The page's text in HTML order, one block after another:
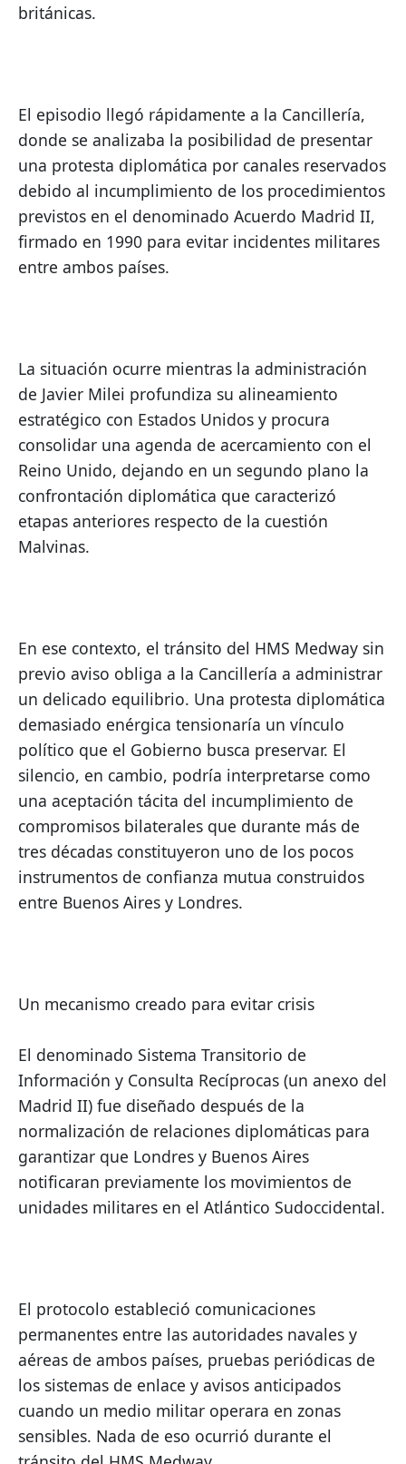
británicas.
El episodio llegó rápidamente a la Cancillería,
donde se analizaba la posibilidad de presentar
una protesta diplomática por canales reservados
debido al incumplimiento de los procedimientos
previstos en el denominado Acuerdo Madrid II,
firmado en 1990 para evitar incidentes militares
entre ambos países.
La situación ocurre mientras la administración
de Javier Milei profundiza su alineamiento
estratégico con Estados Unidos y procura
consolidar una agenda de acercamiento con el
Reino Unido, dejando en un segundo plano la
confrontación diplomática que caracterizó
etapas anteriores respecto de la cuestión
Malvinas.
En ese contexto, el tránsito del HMS Medway sin
previo aviso obliga a la Cancillería a administrar
un delicado equilibrio. Una protesta diplomática
demasiado enérgica tensionaría un vínculo
político que el Gobierno busca preservar. El
silencio, en cambio, podría interpretarse como
una aceptación tácita del incumplimiento de
compromisos bilaterales que durante más de
tres décadas constituyeron uno de los pocos
instrumentos de confianza mutua construidos
entre Buenos Aires y Londres.
Un mecanismo creado para evitar crisis
El denominado Sistema Transitorio de
Información y Consulta Recíprocas (un anexo del
Madrid II) fue diseñado después de la
normalización de relaciones diplomáticas para
garantizar que Londres y Buenos Aires
notificaran previamente los movimientos de
unidades militares en el Atlántico Sudoccidental.
El protocolo estableció comunicaciones
permanentes entre las autoridades navales y
aéreas de ambos países, pruebas periódicas de
los sistemas de enlace y avisos anticipados
cuando un medio militar operara en zonas
sensibles. Nada de eso ocurrió durante el